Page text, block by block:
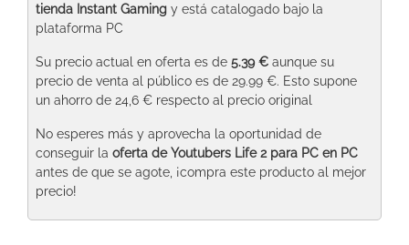
tienda Instant Gaming y está catalogado bajo la
plataforma PC
Su precio actual en oferta es de 5.39 € aunque su
precio de venta al público es de 29.99 €. Esto supone
un ahorro de 24,6 € respecto al precio original
No esperes más y aprovecha la oportunidad de
conseguir la oferta de Youtubers Life 2 para PC en PC
antes de que se agote, ¡compra este producto al mejor
precio!